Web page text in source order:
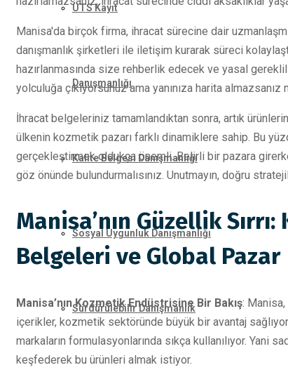
ÜTS Kayıt
Danışmanlığı
Kalite Belgesi Danışmanlığı
Sosyal Uygunluk Danışmanlığı
Sürdürülebilir Danışmanlık
Manisa'da birçok firma, ihracat sürecine dair
danışmanlık şirketleri ile iletişim kurarak süreci
hazırlanmasında size rehberlik edecek ve yasal
yolculuğa çıkıyorsunuz ama yanınıza harita
İhracat belgeleriniz tamamlandıktan sonra, artık
ülkenin kozmetik pazarı farklı dinamiklere sahip. Bu
gerçekleştirmek oldukça önemli. Belirli bir pazara
göz önünde bulundurmalısınız. Unutmayın, doğru
Manisa’nın Güzellik
Belgeleri ve Global Pazar
Manisa’nın Kozmetik Endüstrisine Bir Bakış:
içerikler, kozmetik sektöründe büyük bir avantaj
markaların formulasyonlarında sıkça kullanılıyor.
keşfederek bu ürünleri almak istiyor.